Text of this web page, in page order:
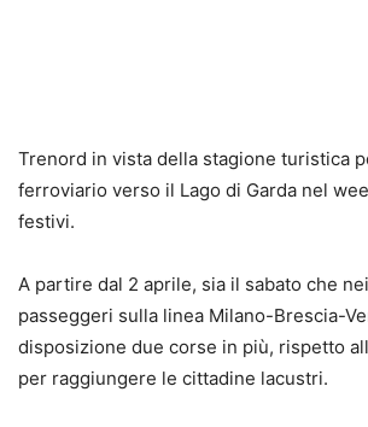
Trenord in vista della stagione turistica
ferroviario verso il Lago di Garda nel
festivi.
A partire dal 2 aprile, sia il sabato che
passeggeri sulla linea Milano-Brescia-
disposizione due corse in più, rispetto
per raggiungere le cittadine lacustri.